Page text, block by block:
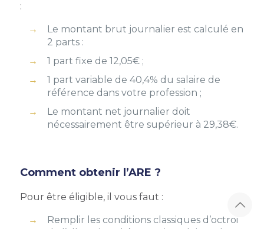
:
Le montant brut journalier est calculé en
2 parts :
1 part fixe de 12,05€ ;
1 part variable de 40,4% du salaire de
référence dans votre profession ;
Le montant net journalier doit
nécessairement être supérieur à 29,38€.
Comment obtenir l’ARE ?
Pour être éligible, il vous faut :
Remplir les conditions classiques d’octroi